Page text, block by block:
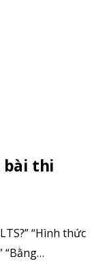
bài thi
“Hình thức
“Bằng…